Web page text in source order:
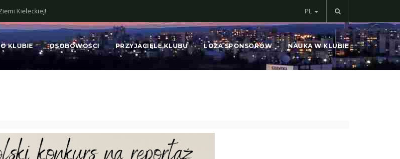
Kieleckiej! PL
O KLUBIE OSOBOWOŚCI PRZYJACIELE KLUBU LOŻA SPONSORÓW NAUKA W KLUBIE